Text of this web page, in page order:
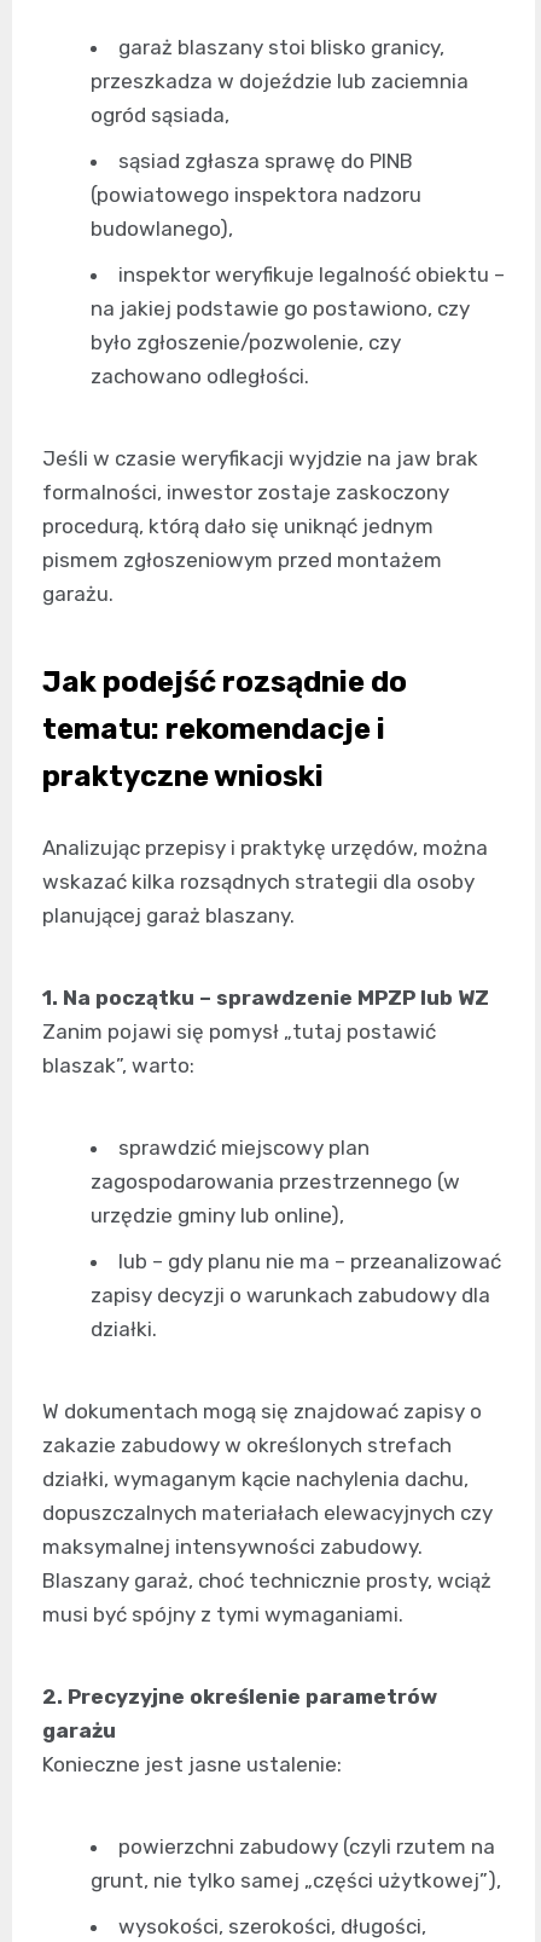
garaż blaszany stoi blisko granicy,
przeszkadza w dojeździe lub zaciemnia
ogród sąsiada,
sąsiad zgłasza sprawę do PINB
(powiatowego inspektora nadzoru
budowlanego),
inspektor weryfikuje legalność obiektu –
na jakiej podstawie go postawiono, czy
było zgłoszenie/pozwolenie, czy
zachowano odległości.
Jeśli w czasie weryfikacji wyjdzie na jaw brak
formalności, inwestor zostaje zaskoczony
procedurą, którą dało się uniknąć jednym
pismem zgłoszeniowym przed montażem
garażu.
Jak podejść rozsądnie do
tematu: rekomendacje i
praktyczne wnioski
Analizując przepisy i praktykę urzędów, można
wskazać kilka rozsądnych strategii dla osoby
planującej garaż blaszany.
1. Na początku – sprawdzenie MPZP lub WZ
Zanim pojawi się pomysł „tutaj postawić
blaszak”, warto:
sprawdzić miejscowy plan
zagospodarowania przestrzennego (w
urzędzie gminy lub online),
lub – gdy planu nie ma – przeanalizować
zapisy decyzji o warunkach zabudowy dla
działki.
W dokumentach mogą się znajdować zapisy o
zakazie zabudowy w określonych strefach
działki, wymaganym kącie nachylenia dachu,
dopuszczalnych materiałach elewacyjnych czy
maksymalnej intensywności zabudowy.
Blaszany garaż, choć technicznie prosty, wciąż
musi być spójny z tymi wymaganiami.
2. Precyzyjne określenie parametrów
garażu
Konieczne jest jasne ustalenie:
powierzchni zabudowy (czyli rzutem na
grunt, nie tylko samej „części użytkowej”),
wysokości, szerokości, długości,